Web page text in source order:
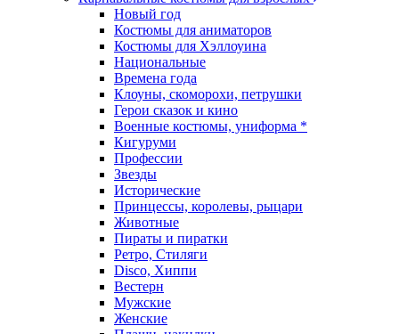
Новый год
Костюмы для аниматоров
Костюмы для Хэллоуина
Национальные
Времена года
Клоуны, скоморохи, петрушки
Герои сказок и кино
Военные костюмы, униформа *
Кигуруми
Профессии
Звезды
Исторические
Принцессы, королевы, рыцари
Животные
Пираты и пиратки
Ретро, Стиляги
Disco, Хиппи
Вестерн
Мужские
Женские